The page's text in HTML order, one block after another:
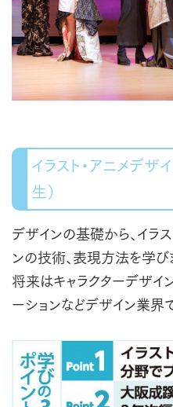
イラスト・アニメデザ
生）
デザインの基礎から、イラ
ンの技術、表現方法を学び
将来はキャラクターデザイン
ーションなどデザイン業界